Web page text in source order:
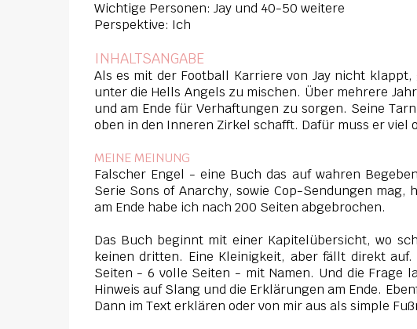
Wichtige Personen: Jay und 40-50 weitere
Perspektive: Ich
INHALTSANGABE
Als es mit der Football Karriere von Jay nicht
unter die Hells Angels zu mischen. Über mehrere
und am Ende für Verhaftungen zu sorgen. Seine
oben in den Inneren Zirkel schafft. Dafür muss er viel
MEINE MEINUNG
Falscher Engel - eine Buch das auf wahren
Serie Sons of Anarchy, sowie Cop-Sendungen
am Ende habe ich nach 200 Seiten abgebrochen.
Das Buch beginnt mit einer Kapitelübersicht, wo
keinen dritten. Eine Kleinigkeit, aber fällt direkt
Seiten - 6 volle Seiten - mit Namen. Und die Frage
Hinweis auf Slang und die Erklärungen am Ende.
Dann im Text erklären oder von mir aus als simple